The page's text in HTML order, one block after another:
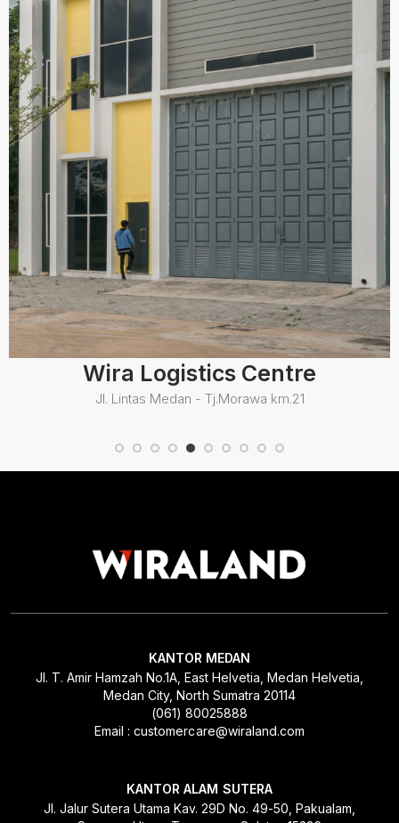
Wira Logistics Centre
Jl. Lintas Medan - Tj.Morawa km.21
KANTOR MEDAN
Jl. T. Amir Hamzah No.1A, East Helvetia, Medan Helvetia,
Medan City, North Sumatra 20114
(061) 80025888
Email : customercare@wiraland.com
KANTOR ALAM SUTERA
Jl. Jalur Sutera Utama Kav. 29D No. 49-50, Pakualam,